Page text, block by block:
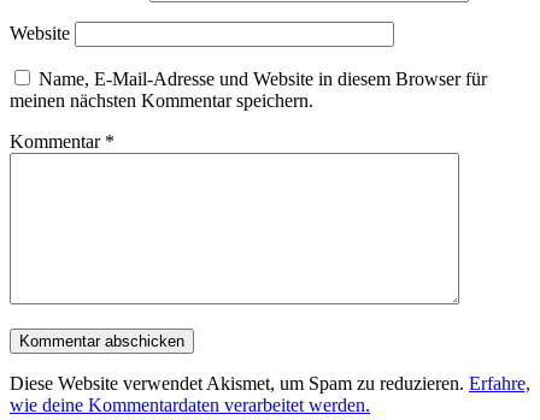
Website
Name, E-Mail-Adresse und Website in diesem Browser für
meinen nächsten Kommentar speichern.
Kommentar *
Diese Website verwendet Akismet, um Spam zu reduzieren. Erfahre,
wie deine Kommentardaten verarbeitet werden.